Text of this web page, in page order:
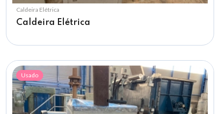
Caldeira Elétrica
Caldeira Elétrica
Usado